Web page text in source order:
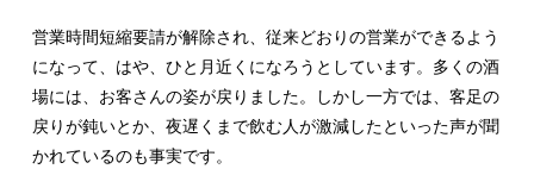
営業時間短縮要請が解除され、従来どおりの営業ができるよう
になって、はや、ひと月近くになろうとしています。多くの酒
場には、お客さんの姿が戻りました。しかし一方では、客足の
戻りが鈍いとか、夜遅くまで飲む人が激減したといった声が聞
かれているのも事実です。